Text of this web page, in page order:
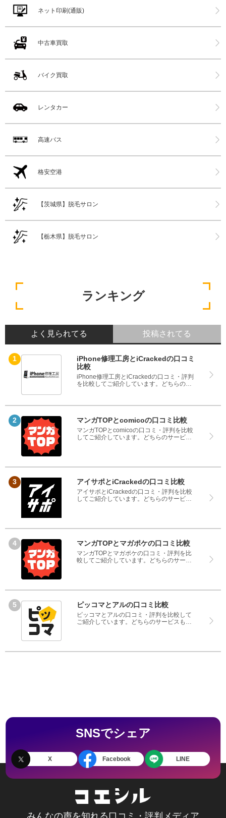
ネット印刷(通販)
中古車買取
バイク買取
レンタカー
高速バス
格安空港
【茨城県】脱毛サロン
【栃木県】脱毛サロン
ランキング
よく見られてる 投稿されてる
iPhone修理工房とiCrackedの口コミ
比較
iPhone修理工房とiCrackedの口コミ・評判
を比較してご紹介しています。どちらのサ
て、iPhone修理工房とiCrackedのどちらを
マンガTOPとcomicoの口コミ比較
マンガTOPとcomicoの口コミ・評判を比較
してご紹介しています。どちらのサービス
てください。
アイサポとiCrackedの口コミ比較
アイサポとiCrackedの口コミ・評判を比較
してご紹介しています。どちらのサービス
てください。
マンガTOPとマガポケの口コミ比較
マンガTOPとマガポケの口コミ・評判を比
較してご紹介しています。どちらのサービ
にしてください。
ピッコマとアルの口コミ比較
ピッコマとアルの口コミ・評判を比較して
ご紹介しています。どちらのサービスも実
い。
SNSでシェア
X Facebook LINE